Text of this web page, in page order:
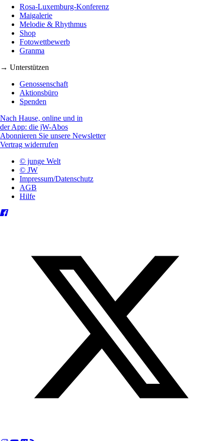
Rosa-Luxemburg-Konferenz
Maigalerie
Melodie & Rhythmus
Shop
Fotowettbewerb
Granma
→ Unterstützen
Genossenschaft
Aktionsbüro
Spenden
Nach Hause, online und in
der App: die jW-Abos
Abonnieren Sie unsere Newsletter
Vertrag widerrufen
© junge Welt
© JW
Impressum/Datenschutz
AGB
Hilfe